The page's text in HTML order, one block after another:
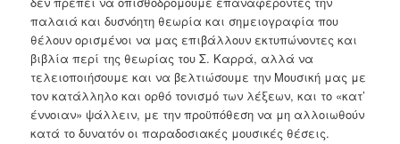
παλαιά και δυσνόητη θεωρία και σημειογραφία που
θέλουν ορισμένοι να μας επιβάλλουν εκτυπώνοντες και
βιβλία περί της θεωρίας του Σ. Καρρά, αλλά να
τελειοποιήσουμε και να βελτιώσουμε την Μουσική μας με
τον κατάλληλο και ορθό τονισμό των λέξεων, και το «κατ’
έννοιαν» ψάλλειν, με την προϋπόθεση να μη αλλοιωθούν
κατά το δυνατόν οι παραδοσιακές μουσικές θέσεις.